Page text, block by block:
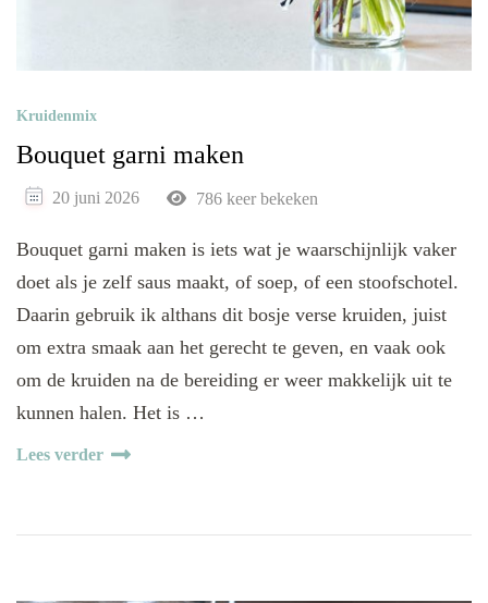
Kruidenmix
Bouquet garni maken
20 juni 2026 786 keer bekeken
Bouquet garni maken is iets wat je waarschijnlijk vaker
doet als je zelf saus maakt, of soep, of een stoofschotel.
Daarin gebruik ik althans dit bosje verse kruiden, juist
om extra smaak aan het gerecht te geven, en vaak ook
om de kruiden na de bereiding er weer makkelijk uit te
kunnen halen. Het is …
Lees verder